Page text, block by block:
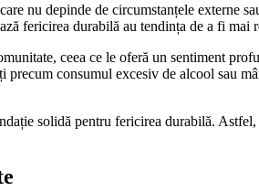
nu depinde de circumstanțele externe
fericirea durabilă au tendința de a fi
ceea ce le oferă un sentiment
consumul excesiv de alcool sau
solidă pentru fericirea durabilă.